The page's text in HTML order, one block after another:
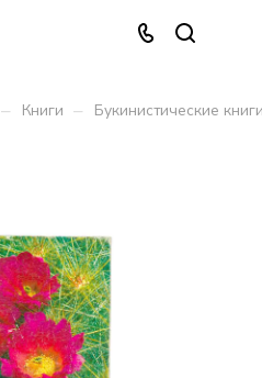
– Книги – Букинистические